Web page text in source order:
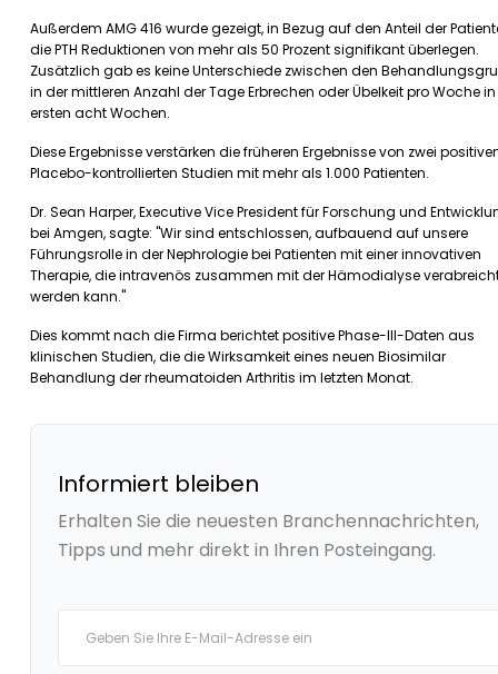
Außerdem AMG 416 wurde gezeigt, in Bezug auf den Anteil der
die PTH Reduktionen von mehr als 50 Prozent signifikant überlegen.
Zusätzlich gab es keine Unterschiede zwischen den
in der mittleren Anzahl der Tage Erbrechen oder Übelkeit pro Woche
ersten acht Wochen.
Diese Ergebnisse verstärken die früheren Ergebnisse von zwei
Placebo-kontrollierten Studien mit mehr als 1.000 Patienten.
Dr. Sean Harper, Executive Vice President für Forschung und
bei Amgen, sagte: "Wir sind entschlossen, aufbauend auf unsere
Führungsrolle in der Nephrologie bei Patienten mit einer innovativen
Therapie, die intravenös zusammen mit der Hämodialyse
werden kann."
Dies kommt nach die Firma berichtet positive Phase-III-Daten aus
klinischen Studien, die die Wirksamkeit eines neuen Biosimilar
Behandlung der rheumatoiden Arthritis im letzten Monat.
Informiert bleiben
Erhalten Sie die neuesten Branchennachrichten,
Tipps und mehr direkt in Ihren Posteingang.